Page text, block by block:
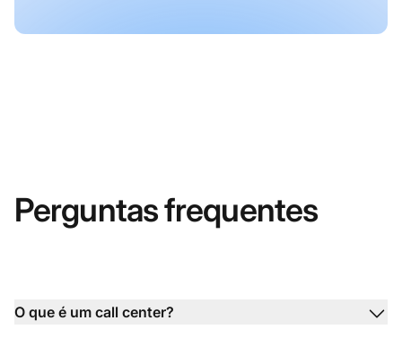
Perguntas frequentes
O que é um call center?